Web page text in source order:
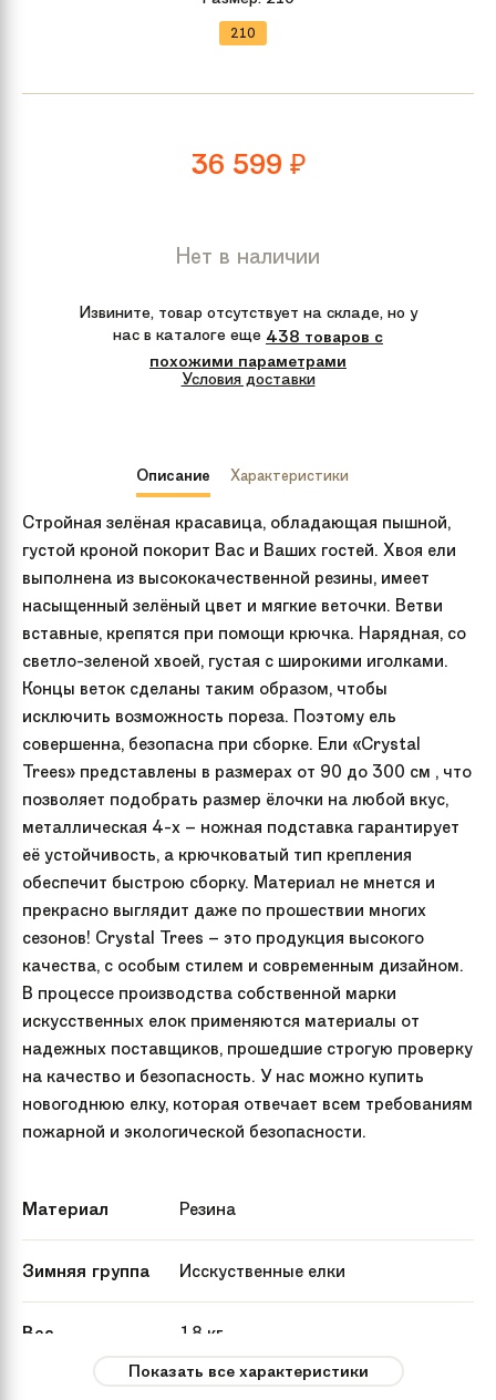
36 599 ₽
Нет в наличии
Извините, товар отсутствует на складе, но у
нас в каталоге еще 438 товаров с
похожими параметрами
210
Условия доставки
Описание Характеристики
Стройная зелёная красавица, обладающая пышной,
густой кроной покорит Вас и Ваших гостей. Хвоя ели
выполнена из высококачественной резины, имеет
насыщенный зелёный цвет и мягкие веточки. Ветви
вставные, крепятся при помощи крючка. Нарядная, со
светло-зеленой хвоей, густая с широкими иголками.
Концы веток сделаны таким образом, чтобы
исключить возможность пореза. Поэтому ель
совершенна, безопасна при сборке. Ели «Crystal
Trees» представлены в размерах от 90 до 300 см , что
позволяет подобрать размер ёлочки на любой вкус,
металлическая 4-х – ножная подставка гарантирует
её устойчивость, а крючковатый тип крепления
обеспечит быстрою сборку. Материал не мнется и
прекрасно выглядит даже по прошествии многих
сезонов! Crystal Trees – это продукция высокого
качества, с особым стилем и современным дизайном.
В процессе производства собственной марки
искусственных елок применяются материалы от
надежных поставщиков, прошедшие строгую проверку
на качество и безопасность. У нас можно купить
новогоднюю елку, которая отвечает всем требованиям
пожарной и экологической безопасности.
Материал Резина
Зимняя группа Исскуственные елки
Вес 18 кг
Показать все характеристики